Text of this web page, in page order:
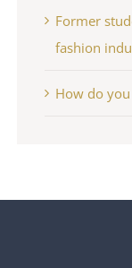
Former
fashion
How do